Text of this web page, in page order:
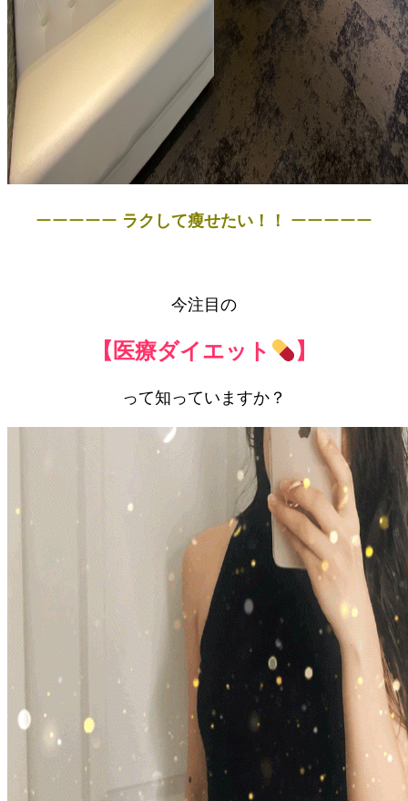
ーーーーー ラクして瘦せたい！！ ーーーーー
今注目の
【医療ダイエット 】
って知っていますか？